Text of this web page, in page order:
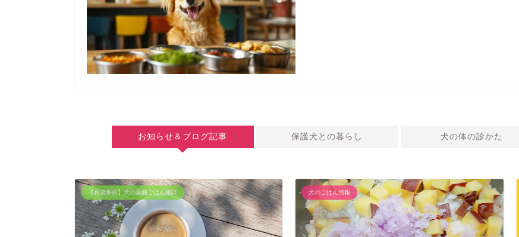
お知らせ＆ブログ記事 保護犬との暮らし 犬の体の診かた
【相談事例】犬の薬膳ごはん相談 犬のごはん情報